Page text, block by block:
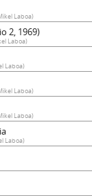
Laboa)
2, 1969)
Laboa)
Laboa)
Laboa)
Laboa)
Laboa)